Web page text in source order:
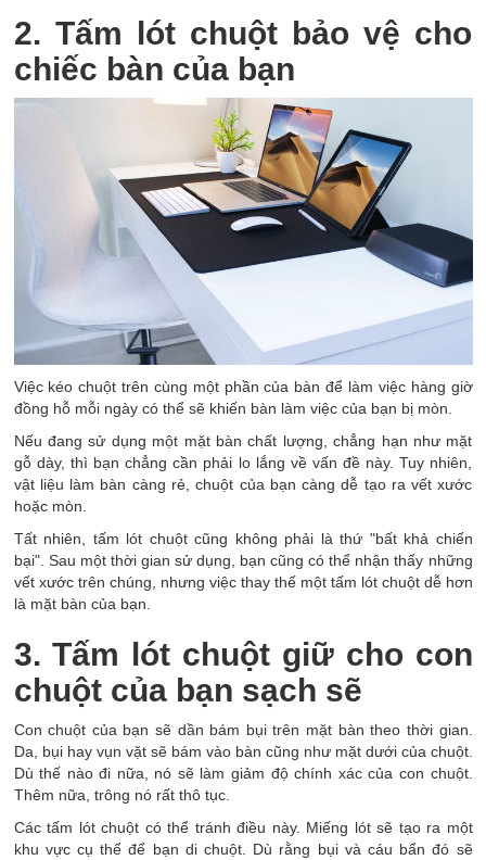
2. Tấm lót chuột bảo vệ cho
chiếc bàn của bạn
Việc kéo chuột trên cùng một phần của bàn để làm việc hàng giờ
đồng hỗ mỗi ngày có thể sẽ khiến bàn làm việc của bạn bị mòn.
Nếu đang sử dụng một mặt bàn chất lượng, chẳng hạn như mặt
gỗ dày, thì bạn chẳng cần phải lo lắng về vấn đề này. Tuy nhiên,
vật liệu làm bàn càng rẻ, chuột của bạn càng dễ tạo ra vết xước
hoặc mòn.
Tất nhiên, tấm lót chuột cũng không phải là thứ "bất khả chiến
bại". Sau một thời gian sử dụng, bạn cũng có thể nhận thấy những
vết xước trên chúng, nhưng việc thay thế một tấm lót chuột dễ hơn
là mặt bàn của bạn.
3. Tấm lót chuột giữ cho con
chuột của bạn sạch sẽ
Con chuột của bạn sẽ dần bám bụi trên mặt bàn theo thời gian.
Da, bụi hay vụn vặt sẽ bám vào bàn cũng như mặt dưới của chuột.
Dù thế nào đi nữa, nó sẽ làm giảm độ chính xác của con chuột.
Thêm nữa, trông nó rất thô tục.
Các tấm lót chuột có thể tránh điều này. Miếng lót sẽ tạo ra một
khu vực cụ thể để bạn di chuột. Dù rằng bụi và cáu bẩn đó sẽ